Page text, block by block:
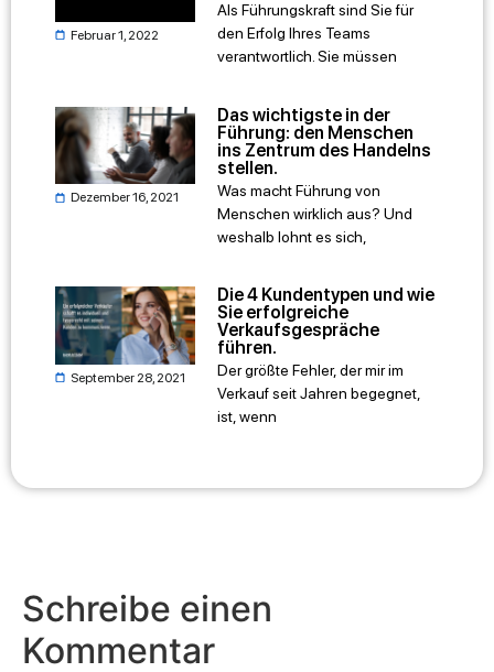
Februar 1, 2022
Als Führungskraft sind Sie für
den Erfolg Ihres Teams
verantwortlich. Sie müssen
Dezember 16, 2021
Das wichtigste in der
Führung: den Menschen
ins Zentrum des Handelns
stellen.
Was macht Führung von
Menschen wirklich aus? Und
weshalb lohnt es sich,
September 28, 2021
Die 4 Kundentypen und wie
Sie erfolgreiche
Verkaufsgespräche
führen.
Der größte Fehler, der mir im
Verkauf seit Jahren begegnet,
ist, wenn
Schreibe einen
Kommentar